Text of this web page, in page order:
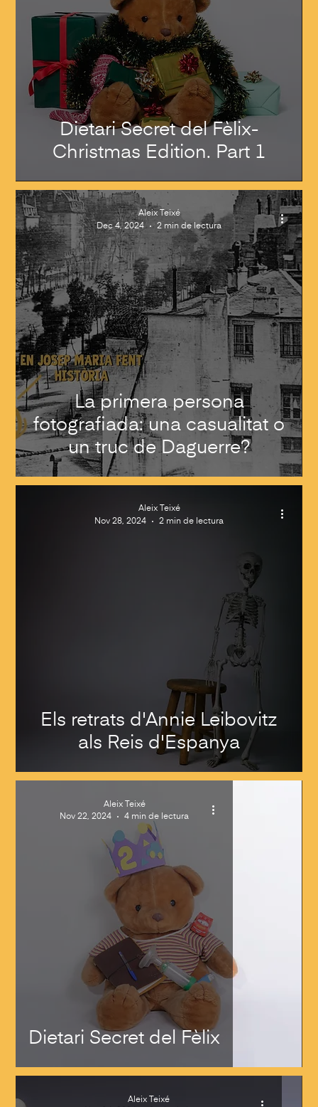
Dietari Secret del Fèlix-
Christmas Edition. Part 1
La primera persona
fotografiada: una casualitat o
un truc de Daguerre?
Aleix Teixé
Dec 4, 2024
2 min de lectura
Els retrats d'Annie Leibovitz
als Reis d'Espanya
Aleix Teixé
Nov 28, 2024
2 min de lectura
Dietari Secret del Fèlix
Aleix Teixé
Nov 22, 2024
4 min de lectura
Aleix Teixé